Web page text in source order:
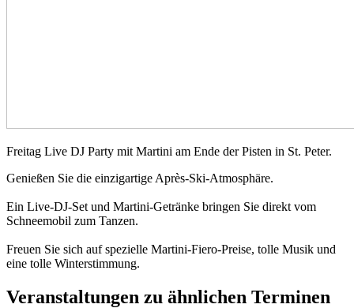
Freitag Live DJ Party mit Martini am Ende der Pisten in St. Peter.
Genießen Sie die einzigartige Après-Ski-Atmosphäre.
Ein Live-DJ-Set und Martini-Getränke bringen Sie direkt vom
Schneemobil zum Tanzen.
Freuen Sie sich auf spezielle Martini-Fiero-Preise, tolle Musik und
eine tolle Winterstimmung.
Veranstaltungen zu ähnlichen Terminen